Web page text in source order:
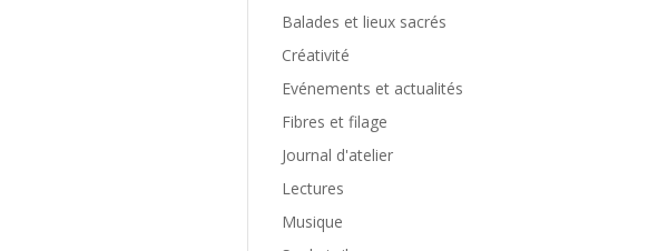
Balades et lieux sacrés
Créativité
Evénements et actualités
Fibres et filage
Journal d'atelier
Lectures
Musique